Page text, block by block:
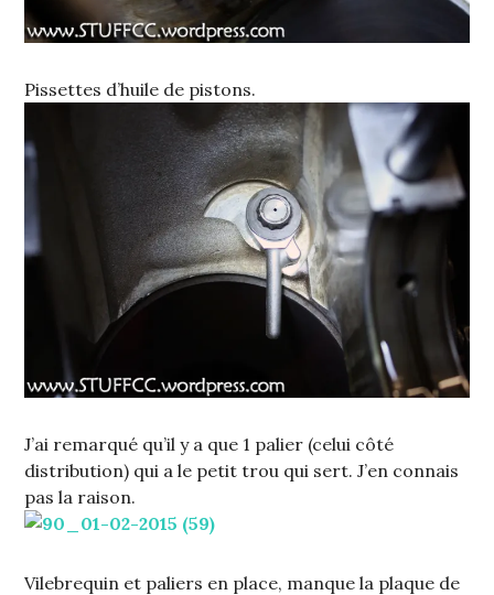
Pissettes d’huile de pistons.
J’ai remarqué qu’il y a que 1 palier (celui côté
distribution) qui a le petit trou qui sert. J’en connais
pas la raison.
Vilebrequin et paliers en place, manque la plaque de